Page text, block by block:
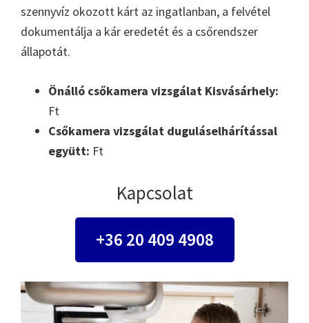
szennyvíz okozott kárt az ingatlanban, a felvétel
dokumentálja a kár eredetét és a csőrendszer
állapotát.
Önálló csőkamera vizsgálat Kisvásárhely:
Ft
Csőkamera vizsgálat duguláselhárítással
együtt: Ft
Kapcsolat
+36 20 409 4908